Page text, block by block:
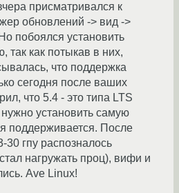
присматривался к
обновлений -> вид ->
побоялся установить
так как потыкав в них,
что поддержка
сегодня после ваших
что 5.4 - это типа LTS
установить самую
поддерживается. После
30 гпу распозналось
нагружать проц), вифи и
Ave Linux!